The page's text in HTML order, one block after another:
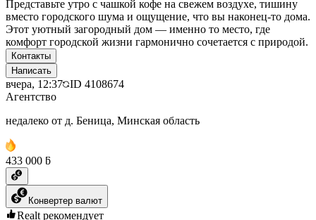
Представьте утро с чашкой кофе на свежем воздухе, тишину
вместо городского шума и ощущение, что вы наконец-то дома.
Этот уютный загородный дом — именно то место, где
комфорт городской жизни гармонично сочетается с природой.
Контакты
Написать
вчера, 12:37 ID 4108674
Агентство
недалеко от д. Беница, Минская область
433 000 ƃ
Конвертер валют
Realt рекомендует